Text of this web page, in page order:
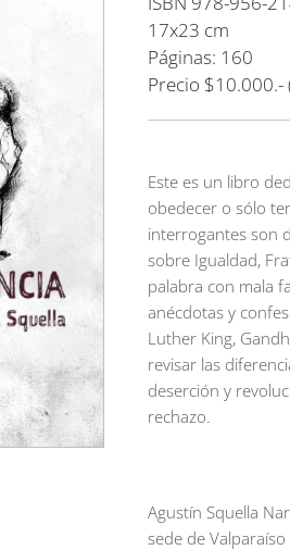
17x23 cm
Páginas: 160
Precio $10.000.-
Este es un libro
obedecer o sólo
interrogantes son
sobre Igualdad,
palabra con mala
anécdotas y
Luther King,
revisar las
deserción y
rechazo.
Agustín Squella
sede de